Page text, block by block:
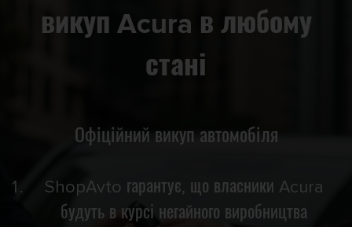
викуп Acura в любому
стані
Офіційний викуп автомобіля
ShopAvto гарантує, що власники Acura
будуть в курсі негайного виробництва